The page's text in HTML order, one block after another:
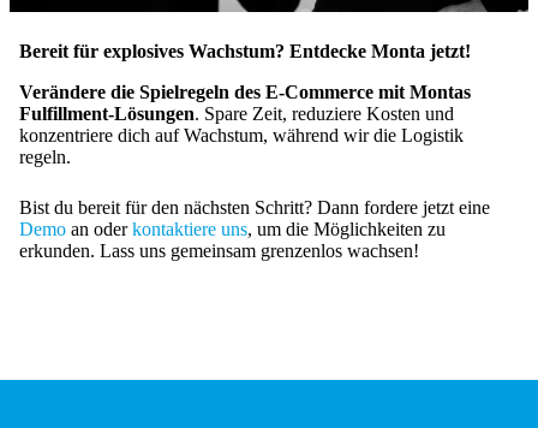
Bereit für explosives Wachstum? Entdecke Monta jetzt!
Verändere die Spielregeln des E-Commerce mit Montas
Fulfillment-Lösungen. Spare Zeit, reduziere Kosten und
konzentriere dich auf Wachstum, während wir die Logistik
regeln.
Bist du bereit für den nächsten Schritt? Dann fordere jetzt eine
Demo an oderkontaktiere uns, um die Möglichkeiten zu
erkunden. Lass uns gemeinsam grenzenlos wachsen!